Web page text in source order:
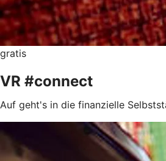
gratis
VR #connect
Auf geht's in die finanzielle